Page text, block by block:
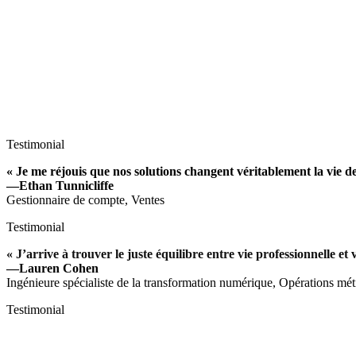
Testimonial
« Je me réjouis que nos solutions changent véritablement la vie
—Ethan Tunnicliffe
Gestionnaire de compte, Ventes
Testimonial
« J’arrive à trouver le juste équilibre entre vie professionnelle et
—Lauren Cohen
Ingénieure spécialiste de la transformation numérique, Opérations
Testimonial